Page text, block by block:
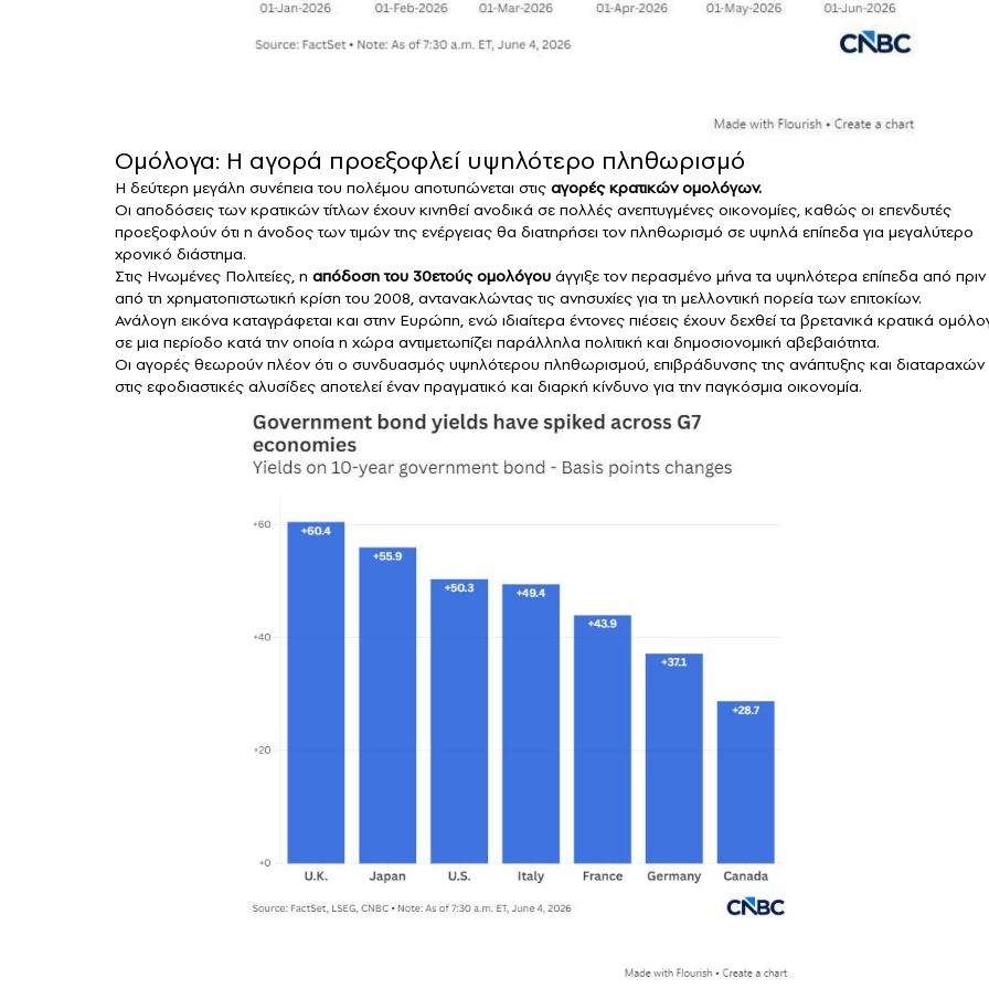
Ομόλογα: Η αγορά προεξοφλεί υψηλότερο πληθωρισμό
Η δεύτερη μεγάλη συνέπεια του πολέμου αποτυπώνεται στις αγορές κρατικών ομολόγων.
Οι αποδόσεις των κρατικών τίτλων έχουν κινηθεί ανοδικά σε πολλές ανεπτυγμένες οικονομίες, καθώς οι επενδυτές
προεξοφλούν ότι η άνοδος των τιμών της ενέργειας θα διατηρήσει τον πληθωρισμό σε υψηλά επίπεδα για μεγαλύτερο
χρονικό διάστημα.
Στις Ηνωμένες Πολιτείες, η απόδοση του 30ετούς ομολόγου άγγιξε τον περασμένο μήνα τα υψηλότερα επίπεδα από πριν
από τη χρηματοπιστωτική κρίση του 2008, αντανακλώντας τις ανησυχίες για τη μελλοντική πορεία των επιτοκίων.
Ανάλογη εικόνα καταγράφεται και στην Ευρώπη, ενώ ιδιαίτερα έντονες πιέσεις έχουν δεχθεί τα βρετανικά κρατικά
σε μια περίοδο κατά την οποία η χώρα αντιμετωπίζει παράλληλα πολιτική και δημοσιονομική αβεβαιότητα.
Οι αγορές θεωρούν πλέον ότι ο συνδυασμός υψηλότερου πληθωρισμού, επιβράδυνσης της ανάπτυξης και διαταραχών
στις εφοδιαστικές αλυσίδες αποτελεί έναν πραγματικό και διαρκή κίνδυνο για την παγκόσμια οικονομία.